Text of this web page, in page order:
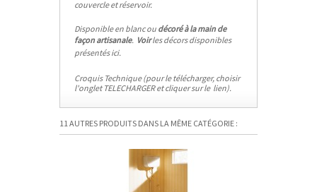
couvercle et réservoir.
Disponible en blanc ou décoré à la main de
façon artisanale. Voirlesdécors disponibles
présentés ici.
Croquis Technique (pour le télécharger, choisir
l'onglet TELECHARGER et cliquer sur le lien).
11 AUTRES PRODUITS DANS LA MÊME CATÉGORIE :